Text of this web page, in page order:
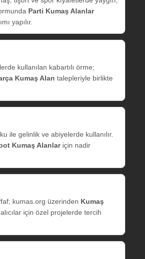
Parti Kumaş Alanlar
yapılır.
kullanılan kabartılı örme;
Kumaş Alan talepleriyle birlikte
ile gelinlik ve abiyelerde kullanılır.
Kumaş Alanlariçin nadir
kumas.org üzerinden Kumaş
için özel projelerde tercih